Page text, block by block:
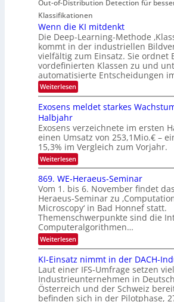
e
n
S
I
O
N
T
e
c
h
T
a
k
s
r
e
n
a
u
f
d
e
r
V
S
I
O
N
2
0
2
6
a
g
u
n
g
z
u
E
l
e
t
r
o
n
k
-
u
n
d
B
i
l
d
v
e
Out-of-Distribution Detection für
Klassifikationen
Wenn die KI mitdenkt
Die Deep-Learning-Methode
kommt in der industriellen
vielfältig zum Einsatz. Sie ordnet
vordefinierten Klassen zu und
automatisierte Entscheidungen
Weiterlesen:
W
n
d
i
e
K
I
m
i
t
d
e
n
k
t
Exosens meldet starkes
Halbjahr
Exosens verzeichnete im ersten
einen Umsatz von 253,1Mio.€ –
15,3% im Vergleich zum Vorjahr.
Weiterlesen:
E
x
o
s
e
n
s
m
e
l
d
e
t
s
t
a
869. WE-Heraeus-Seminar
Vom 1. bis 6. November findet
Heraeus-Seminar zu
Microscopy‘ in Bad Honnef statt.
Themenschwerpunkte sind die
Computeralgorithmen…
Weiterlesen:
8
9
.
W
E
-
KI-Einsatz nimmt in der DACH-
Laut einer IFS-Umfrage setzen
Industrieunternehmen in
Österreich und der Schweiz
befinden sich in der Pilotphase,